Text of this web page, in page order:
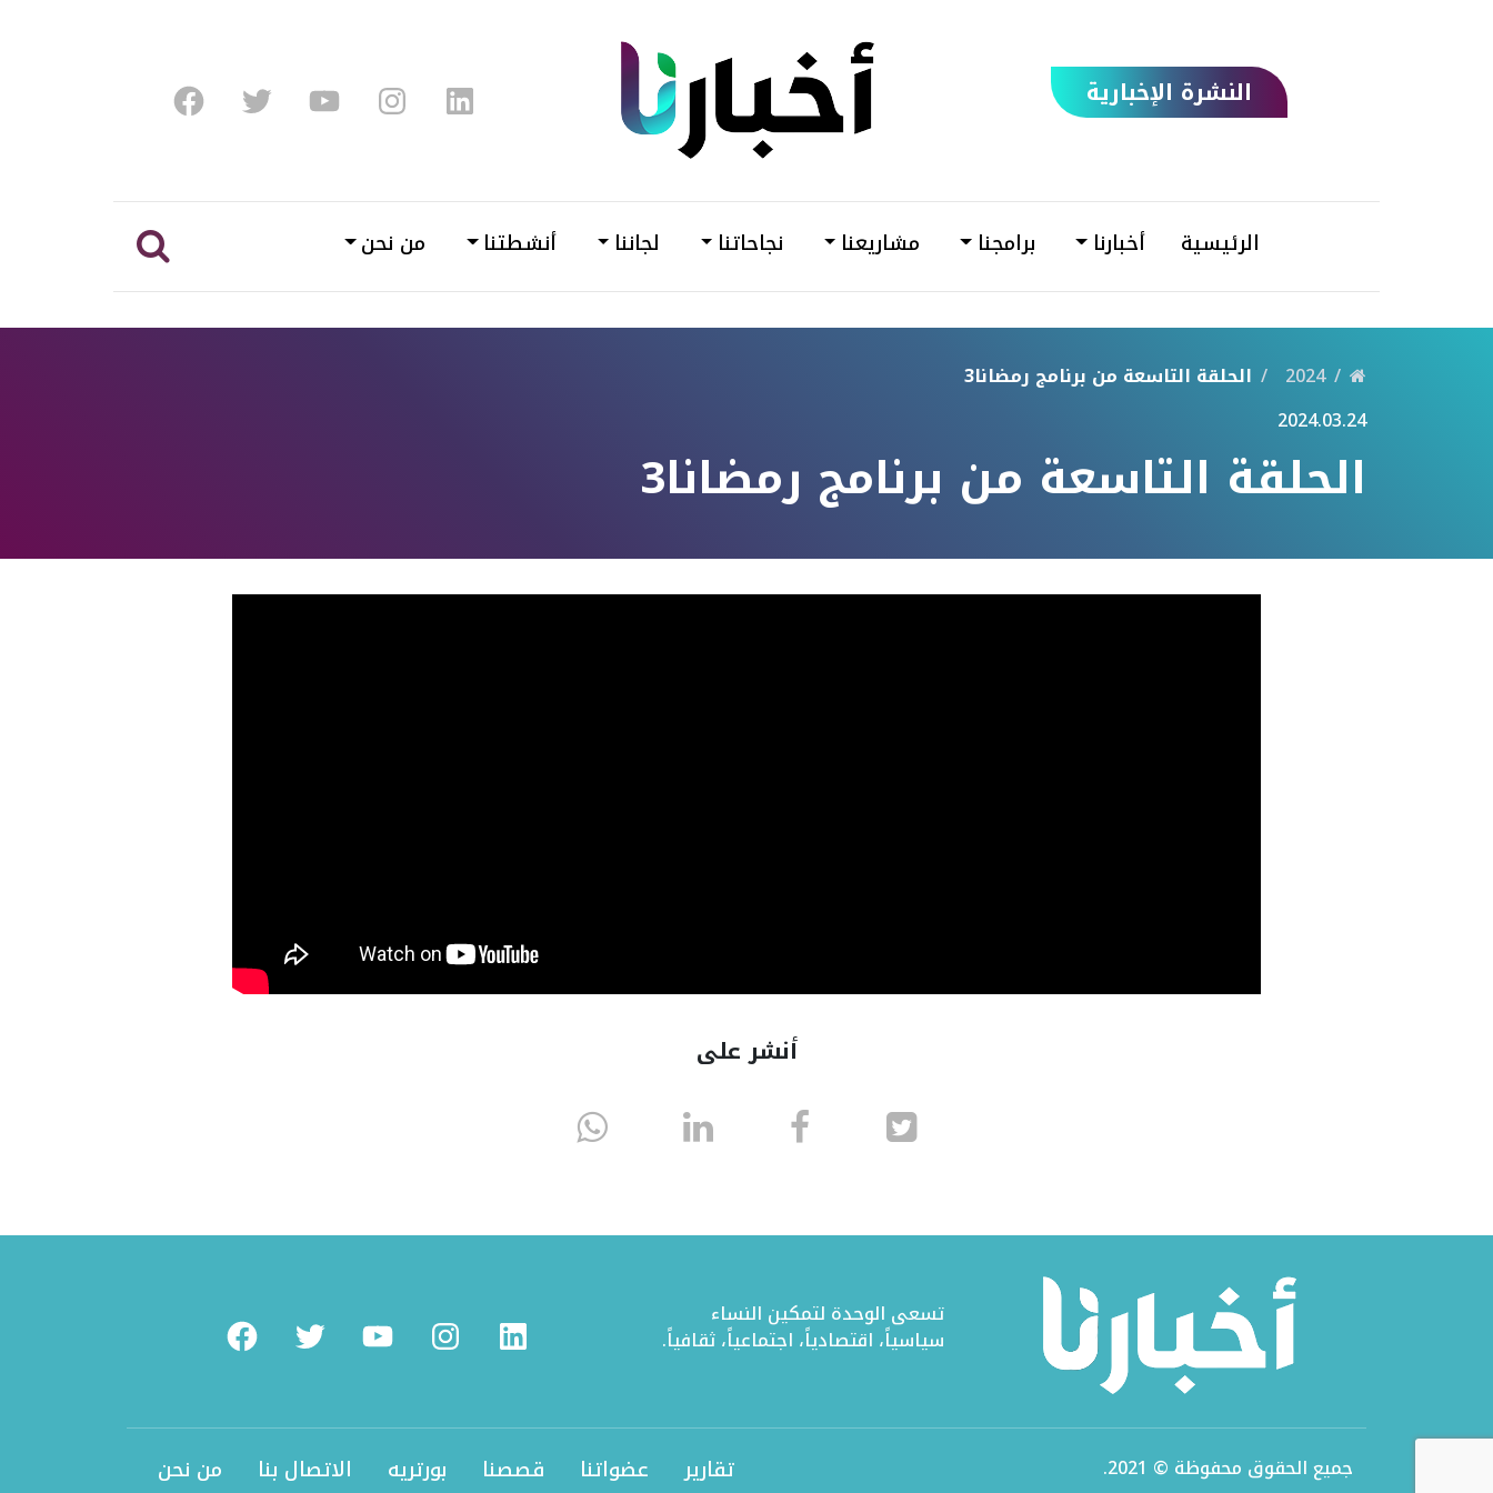
النشرة الإخبارية
–
وحدة
وتمكين
المرأة
FacebookTwitterYoutubeInstagramLinkedin
الرئيسية أخبارنا برامجنا مشاريعنا نجاحاتنا لجاننا أنشطتنا من نحن
2024
الحلقة التاسعة من برنامج رمضانا3
2024.03.24
الحلقة التاسعة من برنامج رمضانا3
أنشر على
انشر
تويتر
انشر
الفيسبوك
انشر
لينكد
Whatsapp
تسعى الوحدة لتمكين النساء
سياسياً، اقتصادياً، اجتماعياً، ثقافياً. FacebookTwitterYoutubeInstagramLinkedin
جميع الحقوق محفوظة © 2021. تقارير عضواتنا قصصنا بورتريه الاتصال بنا من نحن